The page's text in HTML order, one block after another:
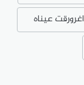
اغرورقت عيناه